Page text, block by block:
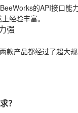
BeeWorks的API接口能
经验丰富。
强
款产品都经过了超大
？